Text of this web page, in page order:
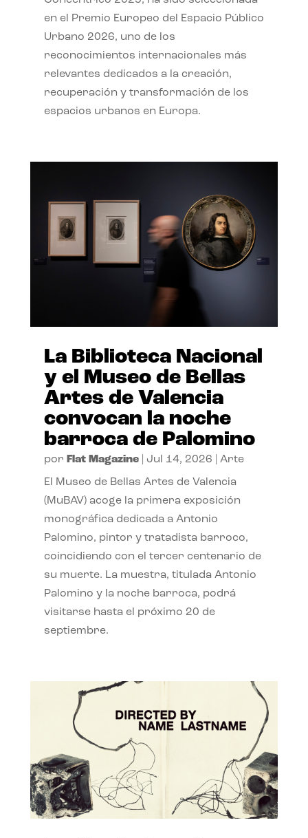
en el Premio Europeo del Espacio Público
Urbano 2026, uno de los
reconocimientos internacionales más
relevantes dedicados a la creación,
recuperación y transformación de los
espacios urbanos en Europa.
La Biblioteca Nacional
y el Museo de Bellas
Artes de Valencia
convocan la noche
barroca de Palomino
por Flat Magazine| Jul 14, 2026 Arte
El Museo de Bellas Artes de Valencia
(MuBAV) acoge la primera exposición
monográfica dedicada a Antonio
Palomino, pintor y tratadista barroco,
coincidiendo con el tercer centenario de
su muerte. La muestra, titulada Antonio
Palomino y la noche barroca, podrá
visitarse hasta el próximo 20 de
septiembre.